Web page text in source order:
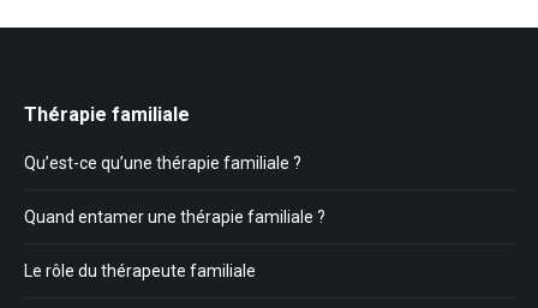
Thérapie familiale
Qu’est-ce qu’une thérapie familiale ?
Quand entamer une thérapie familiale ?
Le rôle du thérapeute familiale